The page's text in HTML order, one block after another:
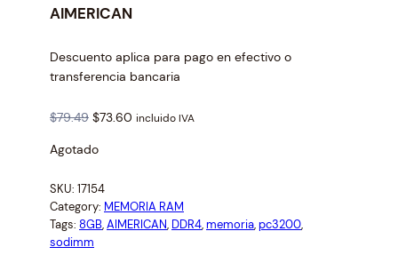
AIMERICAN
Descuento aplica para pago en efectivo o
transferencia bancaria
$79.49 O
i
i
n
a
l
$73.60 C
n
t
incluido IVA
Agotado
SKU: 17154
Category: MEMORIA RAM
Tags: 8GB, AIMERICAN, DDR4, memoria, pc3200
sodimm